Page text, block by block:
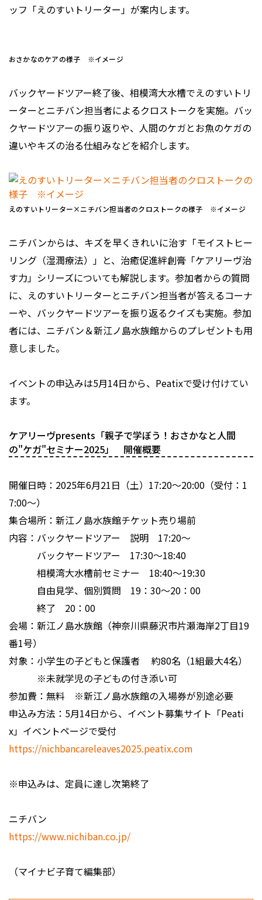
ッフ「えのすいトリーター」が案内します。
おさかなのケアの様子 ※イメージ
バックヤードツアー終了後、相模湾大水槽でえのすいトリ
ーターとニチバン担当者によるクロストークを実施。バッ
クヤードツアーの振り返りや、人間のケガとお魚のケガの
違いやキズの治る仕組みなどを紹介します。
えのすいトリーター×ニチバン担当者のクロストークの様子 ※イメージ
ニチバンからは、キズを早くきれいに治す「モイストヒー
リング（湿潤療法）」と、治癒促進絆創膏「ケアリーヴ治
す力」シリーズについても解説します。参加者からの質問
に、えのすいトリーターとニチバン担当者が答えるコーナ
ーや、バックヤードツアーを振り返るクイズも実施。参加
者には、ニチバン＆新江ノ島水族館からのプレゼントも用
意しました。
イベントの申込みは5月14日から、Peatixで受け付けてい
ます。
ケアリーヴpresents「親子で学ぼう！おさかなと人間
の"ケガ"セミナー2025」 開催概要
開催日時：2025年6月21日（土）17:20～20:00（受付：1
7:00～）
集合場所：新江ノ島水族館チケット売り場前
内容：バックヤードツアー 説明 17:20～
バックヤードツアー 17:30～18:40
相模湾大水槽前セミナー 18:40～19:30
自由見学、個別質問 19：30～20：00
終了 20：00
会場：新江ノ島水族館（神奈川県藤沢市片瀬海岸2丁目19
番1号）
対象：小学生の子どもと保護者 約80名（1組最大4名）
※未就学児の子どもの付き添い可
参加費：無料 ※新江ノ島水族館の入場券が別途必要
申込み方法：5月14日から、イベント募集サイト「Peati
x」イベントページで受付
https://nichbancareleaves2025.peatix.com
※申込みは、定員に達し次第終了
ニチバン
https://www.nichiban.co.jp/
（マイナビ子育て編集部）